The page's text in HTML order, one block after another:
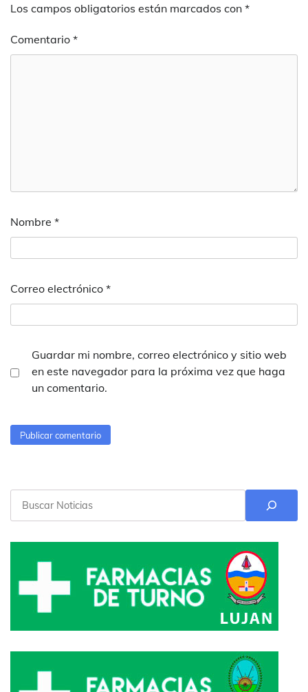
Los campos obligatorios están marcados con *
Comentario *
Nombre *
Correo electrónico *
Guardar mi nombre, correo electrónico y sitio web
en este navegador para la próxima vez que haga
un comentario.